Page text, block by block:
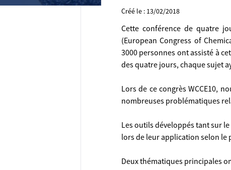
Créé le : 13/02/2018
Cette conférence de quatre
(European Congress of
3000 personnes ont assisté à
des quatre jours, chaque sujet
Lors de ce congrès WCCE10,
nombreuses problématiques
Les outils développés tant sur
lors de leur application selon le
Deux thématiques principales